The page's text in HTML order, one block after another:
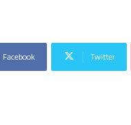
Facebook Twitter